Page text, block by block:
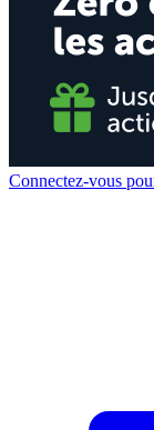
Connectez-vous